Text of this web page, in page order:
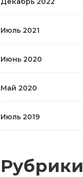
Июль 2021
Июнь 2020
Май 2020
Июль 2019
Рубрики